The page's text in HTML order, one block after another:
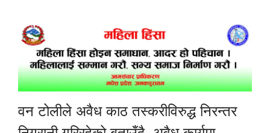
वन टोलीले अवैध काठ तस्करीविरुद्ध निरन्तर